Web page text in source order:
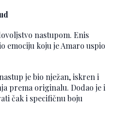
nastupom. Enis
emociju koju je Amaro uspio
je bio nježan, iskren i
prema originalu. Dodao je i
čak i specifičnu boju